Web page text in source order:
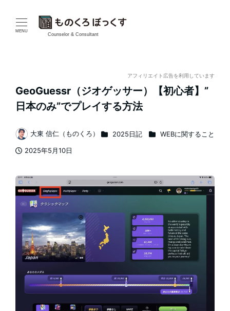
MENU
Counselor & Consultant
アフィリエイト広告を利用しています
GeoGuessr（ジオゲッサー）【初心者】”
日本のみ”でプレイする方法
2025年5月10日
著
者
大東 信仁（ものくろ） カテゴリー
2025日記 カテゴリー
WEBに関すること